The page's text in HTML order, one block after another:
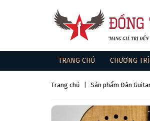
TRANG CHỦ CHƯƠNG
Trang chủ Sản phẩm Đàn